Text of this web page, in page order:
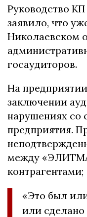
Руководство
заявило, что
Николаевском
госаудиторов.
На
заключении
нарушениях со
предприятия.
между
контрагентами;
«Это был
или сделано